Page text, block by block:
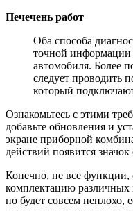
Печечень работ
Оба способа
точной информации
автомобиля. Более
следует проводить
который
Ознакомьтесь с этими
добавьте обновления и
экране приборной
действий появится
Конечно, не все функции,
комплектацию различных
но будет совсем неплохо,